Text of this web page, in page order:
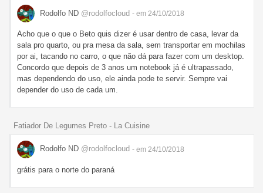
Rodolfo ND @rodolfocloud - em 24/10/2018
Acho que o que o Beto quis dizer é usar dentro de casa, levar da
sala pro quarto, ou pra mesa da sala, sem transportar em mochilas
por ai, tacando no carro, o que não dá para fazer com um desktop.
Concordo que depois de 3 anos um notebook já é ultrapassado,
mas dependendo do uso, ele ainda pode te servir. Sempre vai
depender do uso de cada um.
Fatiador De Legumes Preto - La Cuisine
Rodolfo ND @rodolfocloud - em 24/10/2018
grátis para o norte do paraná